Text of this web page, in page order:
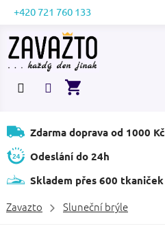
Přejít
obsah
+420 721 760 133
NÁKUPNÍ
Zdarma doprava od 1000 Kč
Odeslání do 24h
Skladem přes 600 tkaniček
Zavazto Sluneční brýle